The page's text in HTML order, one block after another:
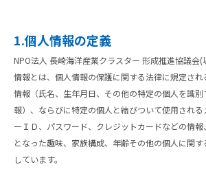
1.個人情報の定義
NPO法人 長崎海洋産業クラスター 形成推進協議会(
情報とは、個人情報の保護に関する法律に規定さ
情報（氏名、生年月日、その他の特定の個人を識
報）、ならびに特定の個人と結びついて使用され
ーＩＤ、パスワード、クレジットカードなどの情
となった趣味、家族構成、年齢その他の個人に関
しています。